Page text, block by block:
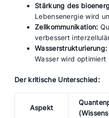
Stärkung des
Lebensenergie wird
Zellkommunikation:
verbessert
Wasserstrukturierung:
Wasser wird optimiert
Der kritische Unterschied:
Aspekt